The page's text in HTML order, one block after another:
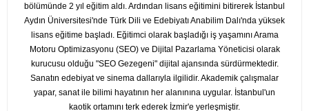
bölümünde 2 yıl eğitim aldı. Ardından lisans eğitimini bitirerek İstanbul
Aydın Üniversitesi'nde Türk Dili ve Edebiyatı Anabilim Dalı'nda yüksek
lisans eğitime başladı. Eğitimci olarak başladığı iş yaşamını Arama
Motoru Optimizasyonu (SEO) ve Dijital Pazarlama Yöneticisi olarak
kurucusu olduğu "SEO Gezegeni" dijital ajansında sürdürmektedir.
Sanatın edebiyat ve sinema dallarıyla ilgilidir. Akademik çalışmalar
yapar, sanat ile bilimi hayatının her alanınına uygular. İstanbul'un
kaotik ortamını terk ederek İzmir'e yerleşmiştir.